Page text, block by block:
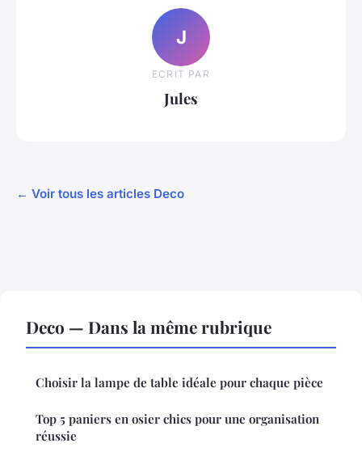
J
ECRIT PAR
Jules
← Voir tous les articles Deco
Deco — Dans la même rubrique
Choisir la lampe de table idéale pour chaque pièce
Top 5 paniers en osier chics pour une organisation
réussie